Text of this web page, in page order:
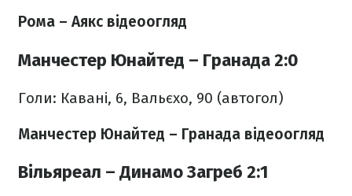
Рома – Аякс відеоогляд
Манчестер Юнайтед – Гранада 2:0
Голи: Кавані, 6, Вальєхо, 90 (автогол)
Манчестер Юнайтед – Гранада відеоогляд
Вільяреал – Динамо Загреб 2:1